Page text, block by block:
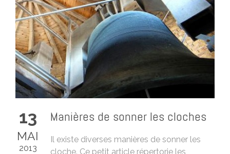
13
MAI
2013
Manières de sonner les cloches
Il existe diverses manières de sonner les
cloche. Ce petit article répertorie les